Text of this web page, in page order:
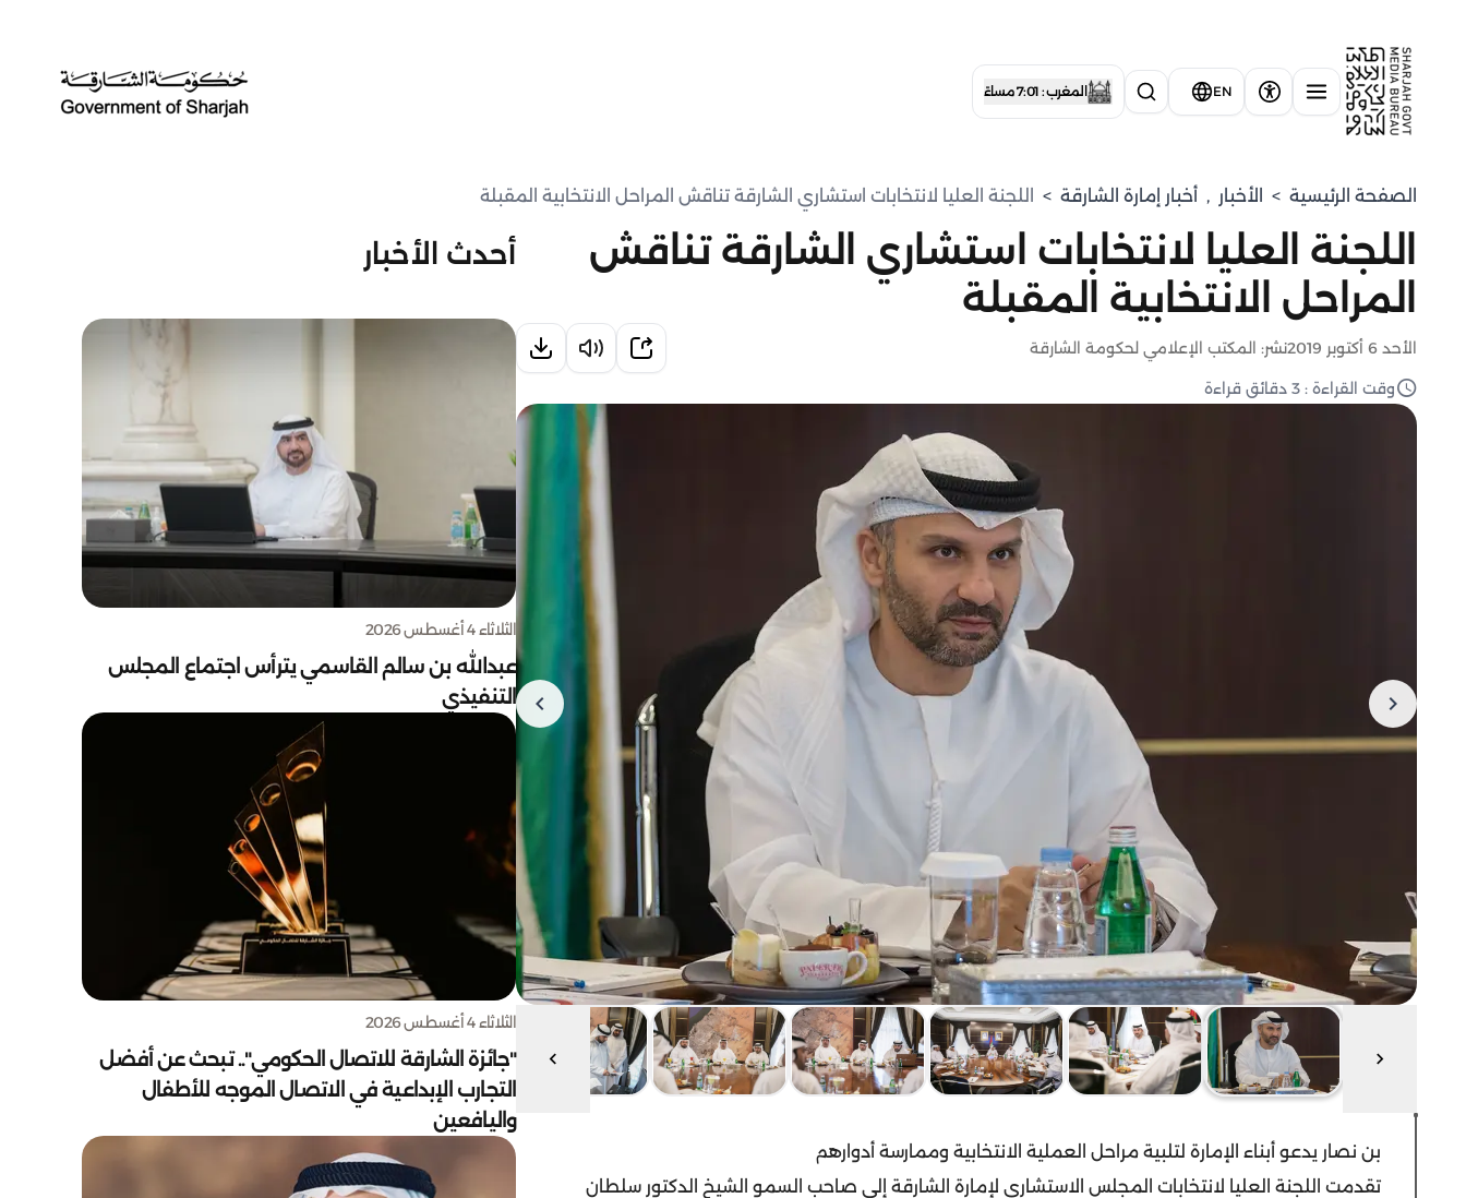
EN المغرب : 7:01 مساءً
الصفحة الرئيسية > الأخبار , أخبار إمارة الشارقة > اللجنة العليا لانتخابات استشاري الشارقة تناقش المراحل الانتخابية المقبلة
اللجنة العليا لانتخابات استشاري الشارقة تناقش
المراحل الانتخابية المقبلة
الأحد 6 أكتوبر 2019 نشر: المكتب الإعلامي لحكومة الشارقة
وقت القراءة : 3 دقائق قراءة
بن نصار يدعو أبناء الإمارة لتلبية مراحل العملية الانتخابية وممارسة أدوارهم
تقدمت اللجنة العليا لانتخابات المجلس الاستشاري لإمارة الشارقة إلى صاحب السمو الشيخ الدكتور سلطان
أحدث الأخبار
الثلاثاء 4 أغسطس 2026
عبدالله بن سالم القاسمي يترأس اجتماع المجلس
التنفيذي
الثلاثاء 4 أغسطس 2026
"جائزة الشارقة للاتصال الحكومي".. تبحث عن أفضل
التجارب الإبداعية في الاتصال الموجه للأطفال
واليافعين